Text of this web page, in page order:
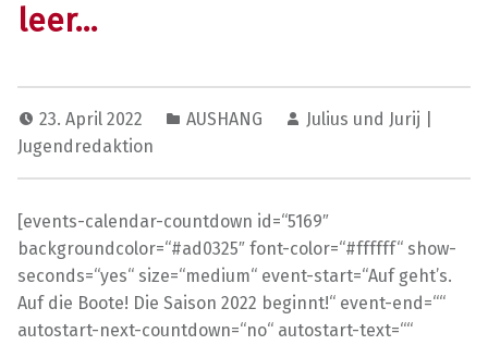
leer…
23. April 2022 AUSHANG
Julius und Jurij |
Jugendredaktion
[events-calendar-countdown id=“5169″
backgroundcolor=“#ad0325″ font-color=“#ffffff“ show-
seconds=“yes“ size=“medium“ event-start=“Auf geht’s.
Auf die Boote! Die Saison 2022 beginnt!“ event-end=““
autostart-next-countdown=“no“ autostart-text=““